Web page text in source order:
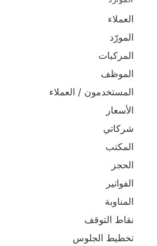
العملاء
المورّد
المركبات
الموظف
المستخدمون / العملاء
الأسعار
شركاتي
المكتب
الحجز
الفواتير
المناوبة
نقاط التوقف
تخطيط الجلوس